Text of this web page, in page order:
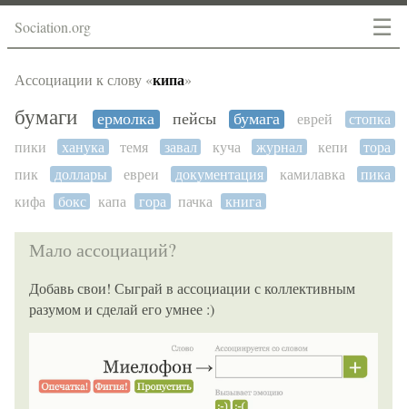
☰
Sociation.org
Ассоциации к слову «кипа»
бумаги ермолка пейсы бумага еврей
стопка
пики
ханука темя завал куча журнал кепи
тора
пик
доллары евреи документация камилавка
пика
кифа
бокс капа гора пачка книга
Мало ассоциаций?
Добавь свои! Сыграй в ассоциации с коллективным
разумом и сделай его умнее :)